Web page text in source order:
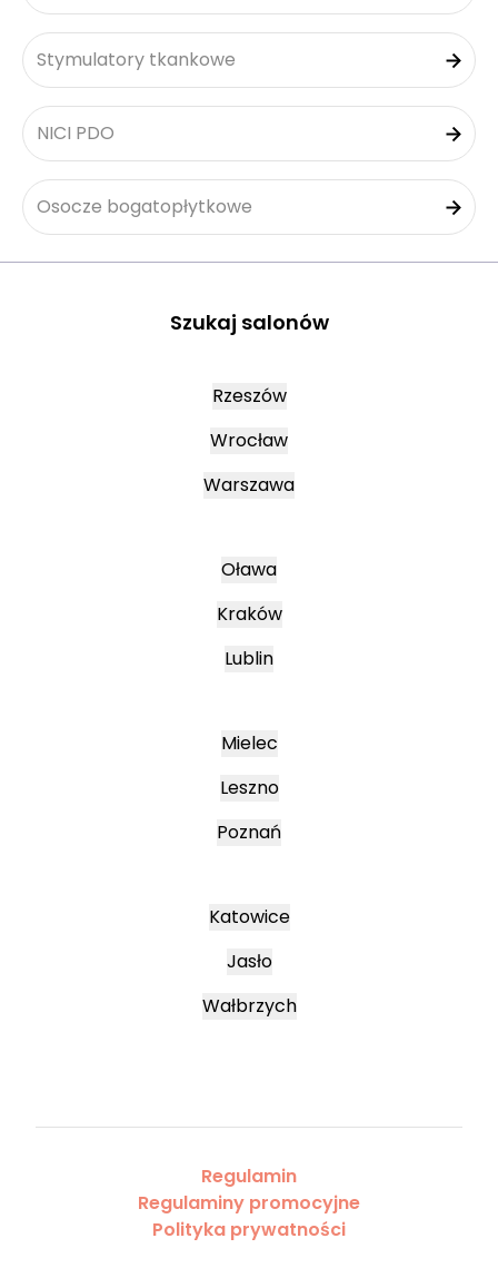
Stymulatory tkankowe
NICI PDO
Osocze bogatopłytkowe
Szukaj salonów
Rzeszów
Wrocław
Warszawa
Oława
Kraków
Lublin
Mielec
Leszno
Poznań
Katowice
Jasło
Wałbrzych
Regulamin
Regulaminy promocyjne
Polityka prywatności